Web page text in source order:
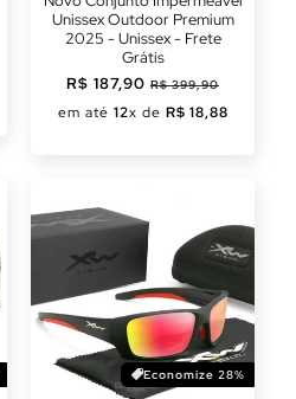
Unissex Outdoor Premium
2025 - Unissex - Frete
Grátis
Preço
normal
R$ 187,90 Preço
promocional
R$ 399,90
em até 12x de R$ 18,88
Economize 28%